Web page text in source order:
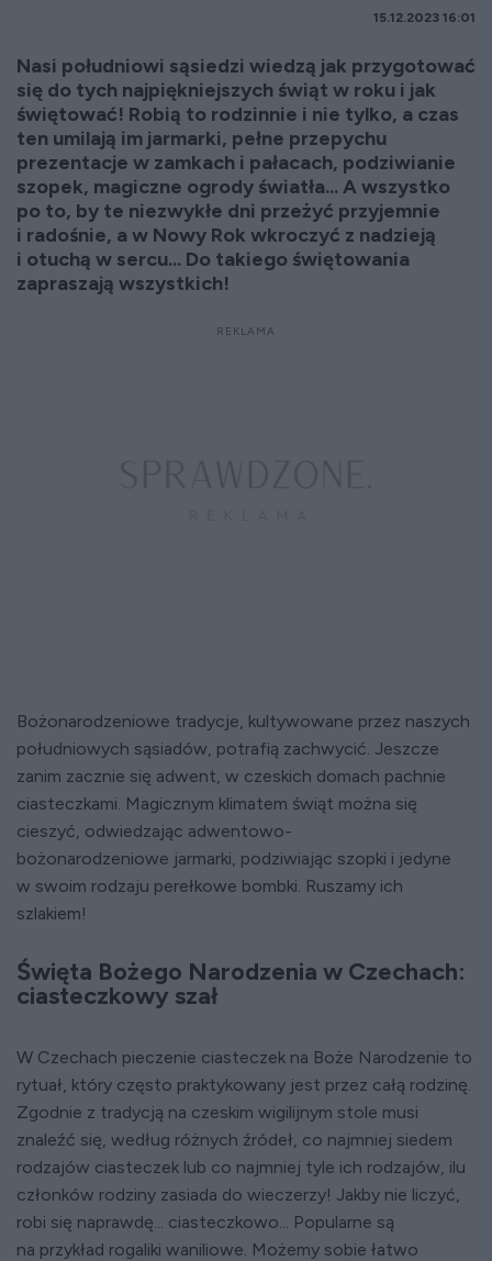
15.12.2023 16:01
Nasi południowi sąsiedzi wiedzą jak przygotować
się do tych najpiękniejszych świąt w roku i jak
świętować! Robią to rodzinnie i nie tylko, a czas
ten umilają im jarmarki, pełne przepychu
prezentacje w zamkach i pałacach, podziwianie
szopek, magiczne ogrody światła... A wszystko
po to, by te niezwykłe dni przeżyć przyjemnie
i radośnie, a w Nowy Rok wkroczyć z nadzieją
i otuchą w sercu... Do takiego świętowania
zapraszają wszystkich!
Bożonarodzeniowe tradycje, kultywowane przez naszych
południowych sąsiadów, potrafią zachwycić. Jeszcze
zanim zacznie się adwent, w czeskich domach pachnie
ciasteczkami. Magicznym klimatem świąt można się
cieszyć, odwiedzając adwentowo-
bożonarodzeniowe jarmarki, podziwiając szopki i jedyne
w swoim rodzaju perełkowe bombki. Ruszamy ich
szlakiem!
Święta Bożego Narodzenia w Czechach:
ciasteczkowy szał
W Czechach pieczenie ciasteczek na Boże Narodzenie to
rytuał, który często praktykowany jest przez całą rodzinę.
Zgodnie z tradycją na czeskim wigilijnym stole musi
znaleźć się, według różnych źródeł, co najmniej siedem
rodzajów ciasteczek lub co najmniej tyle ich rodzajów, ilu
członków rodziny zasiada do wieczerzy! Jakby nie liczyć,
robi się naprawdę... ciasteczkowo... Popularne są
na przykład rogaliki waniliowe. Możemy sobie łatwo